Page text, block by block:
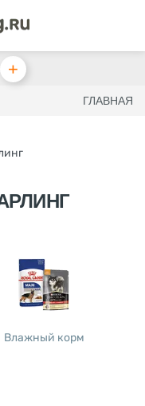
+
ГЛАВНАЯ
Влажный корм